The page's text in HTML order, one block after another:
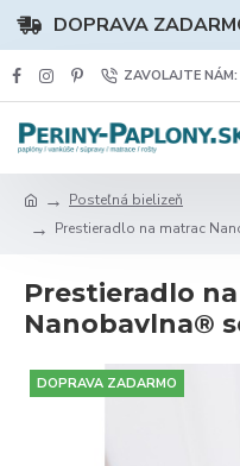
DOPRAVA
ZAVOLAJTE
Posteľná bielizeň
Prestieradlo na matrac
Prestieradlo
Nanobavlna®
DOPRAVA ZADARMO